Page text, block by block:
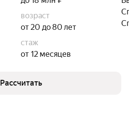
возраст
от 20 до 80 лет
стаж
от 12 месяцев
Рассчитать